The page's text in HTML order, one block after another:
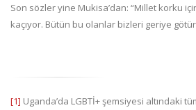
Son sözler yine Mukisa’dan: “Millet korku
kaçıyor. Bütün bu olanlar bizleri geriye
[1] Uganda’da LGBTİ+ şemsiyesi altındaki